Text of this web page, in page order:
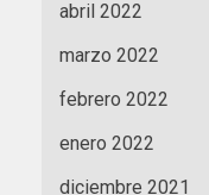
abril 2022
marzo 2022
febrero 2022
enero 2022
diciembre 2021